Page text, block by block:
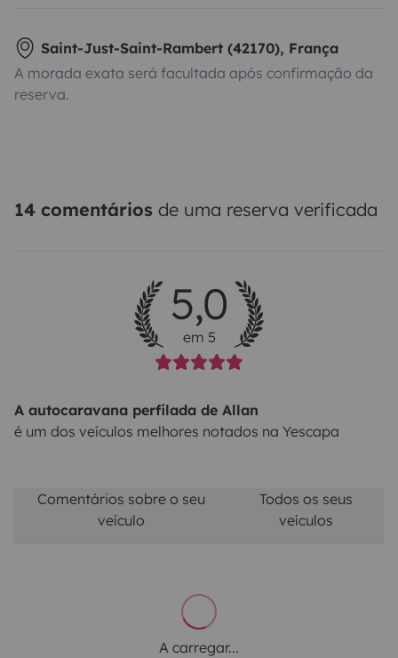
Saint-Just-Saint-Rambert (42170), França
A morada exata será facultada após confirmação da
reserva.
14 comentários de uma reserva verificada
5,0
em 5
A autocaravana perfilada de Allan
é um dos veículos melhores notados na Yescapa
Comentários sobre o seu
veículo
Todos os seus
veículos
A carregar...